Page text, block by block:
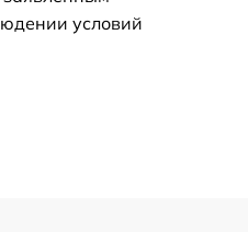
условий